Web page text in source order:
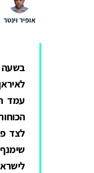
אופיר וינטר
בשעה
עמד
לצד